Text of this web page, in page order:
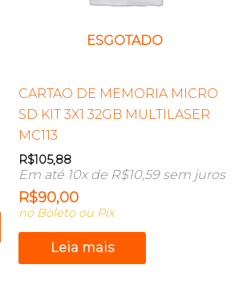
ESGOTADO
CARTAO DE MEMORIA MICRO
SD KIT 3X1 32GB MULTILASER
MC113
R$105,88
Em até 10x de R$10,59sem juros
R$90,00
no Boleto ou Pix
Leia mais